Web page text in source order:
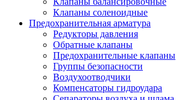
Клапаны соленоидные
Предохранительная арматура
Редукторы давления
Обратные клапаны
Предохранительные клапаны
Группы безопасности
Воздухоотводчики
Компенсаторы гидроудара